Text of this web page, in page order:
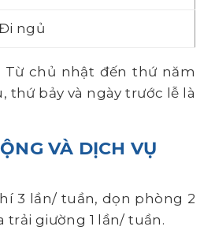
ngủ
Từ chủ nhật đến thứ năm
thứ bảy và ngày trước lễ là
VÀ DỊCH VỤ
3 lần/ tuần, dọn phòng 2
trải giường 1 lần/ tuần.